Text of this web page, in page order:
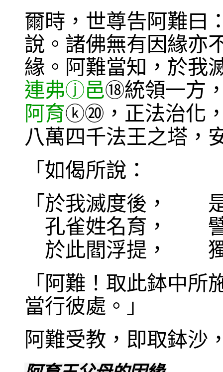
爾時，世尊告阿難曰
說。諸佛無有因緣亦
緣。阿難當知，於我
連弗ⓙ邑⑱統領一方
阿育ⓚ⑳ ，正法治化
八萬四千法王之塔，
「如偈所說：
「於我滅度後，
孔雀姓名育，
於此閻浮提， 獨
「阿難！取此鉢中
當行彼處。」
阿難受教，即取鉢沙